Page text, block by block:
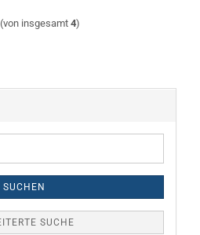
(von insgesamt 4)
SUCHEN
SUCHE